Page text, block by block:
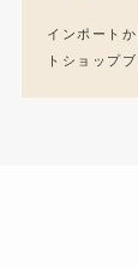
インポート
トショップ